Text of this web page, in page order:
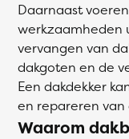
Daarnaast
werkzaamheden
vervangen van
dakgoten en de
Een dakdekker
en repareren van
Waarom